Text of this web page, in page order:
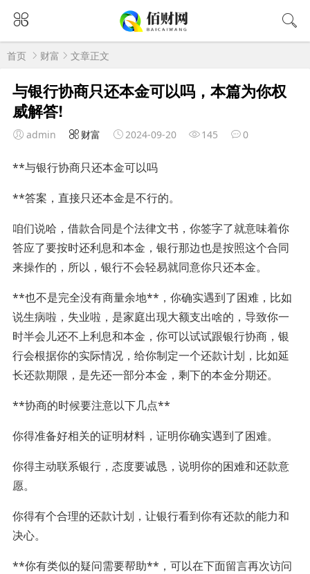
首页 财富 文章正文
与银行协商只还本金可以吗，本篇为你权
威解答!
admin 财富 2024-09-20 145 0
**与银行协商只还本金可以吗
**答案，直接只还本金是不行的。
咱们说哈，借款合同是个法律文书，你签字了就意味着你
答应了要按时还利息和本金，银行那边也是按照这个合同
来操作的，所以，银行不会轻易就同意你只还本金。
**也不是完全没有商量余地**，你确实遇到了困难，比如
说生病啦，失业啦，是家庭出现大额支出啥的，导致你一
时半会儿还不上利息和本金，你可以试试跟银行协商，银
行会根据你的实际情况，给你制定一个还款计划，比如延
长还款期限，是先还一部分本金，剩下的本金分期还。
**协商的时候要注意以下几点**
你得准备好相关的证明材料，证明你确实遇到了困难。
你得主动联系银行，态度要诚恳，说明你的困难和还款意
愿。
你得有个合理的还款计划，让银行看到你有还款的能力和
决心。
**你有类似的疑问需要帮助**，可以在下面留言再次访问